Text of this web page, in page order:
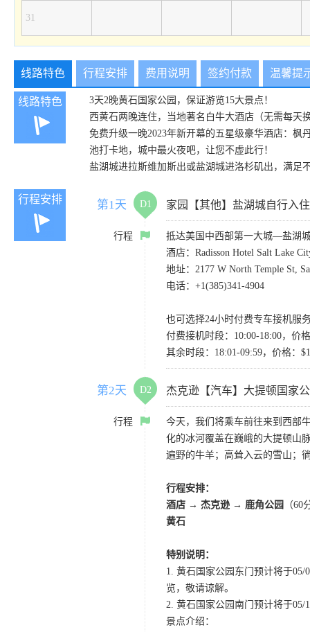
31
线路特色 行程安排 费用说明 签约付款 温馨提
线路特色
3天2晚黄石国家公园，保证游览15大景点！
西黄石两晚连住，当地著名白牛大酒店（无需每天
免费升级一晚2023年新开幕的五星级豪华酒店：枫
池打卡地，城中最火夜吧，让您不虚此行！
盐湖城进拉斯维加斯出或盐湖城进洛杉矶出，满足
行程安排 第1天 D1 家园【其他】盐湖城自行入
行程
抵达美国中西部第一大城—盐湖
酒店：Radisson Hotel Salt Lake
地址：2177 W North Temple St,
电话：+1(385)341-4904
也可选择24小时付费专车接机服
付费接机时段：10:00-18:00，价
其余时段：18:01-09:59，价格：
第2天 D2 杰克逊【汽车】大提顿国家
行程
今天，我们将乘车前往来到西部
化的冰河覆盖在巍峨的大提顿山
遍野的牛羊；高耸入云的雪山；
行程安排：
酒店 → 杰克逊 → 鹿角公园
（
黄石
特别说明：
1. 黄石国家公园东门预计将于
览，敬请谅解。
2. 黄石国家公园南门预计将于05/
景点介绍：